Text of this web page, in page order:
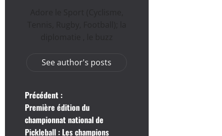
See author's posts
N
a
Précédent :
Première édition du
championnat national de
Pickleball : Les champions